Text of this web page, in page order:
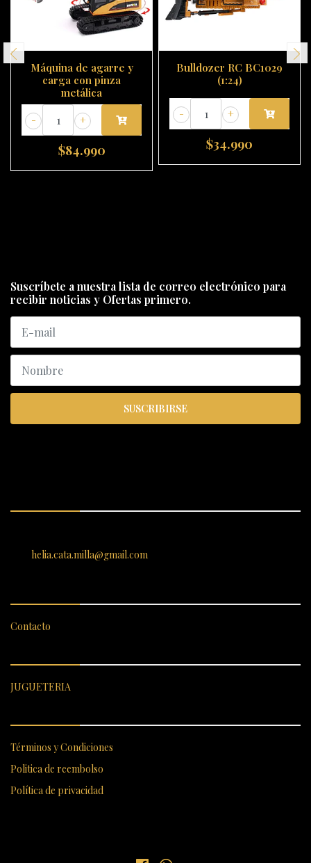
Máquina de agarre y
carga con pinza
metálica
+
-
$84.990
Bulldozer RC BC1029
(1:24)
+
-
$34.990
Suscríbete a nuestra lista de correo electrónico para
recibir noticias y Ofertas primero.
SUSCRIBIRSE
helia.cata.milla@gmail.com
Contacto
JUGUETERIA
Términos y Condiciones
Politica de reembolso
Política de privacidad